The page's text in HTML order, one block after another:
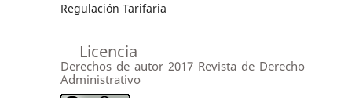
Regulación Tarifaria
Licencia
Derechos de autor 2017 Revista de Derecho
Administrativo